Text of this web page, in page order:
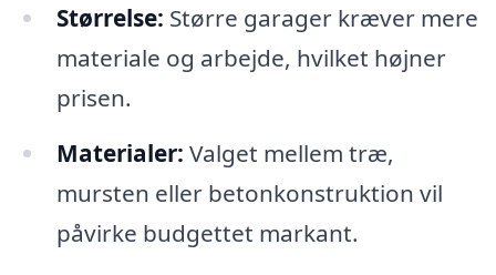
Størrelse: Større garager kræver mere
materiale og arbejde, hvilket højner
prisen.
Materialer: Valget mellem træ,
mursten eller betonkonstruktion vil
påvirke budgettet markant.